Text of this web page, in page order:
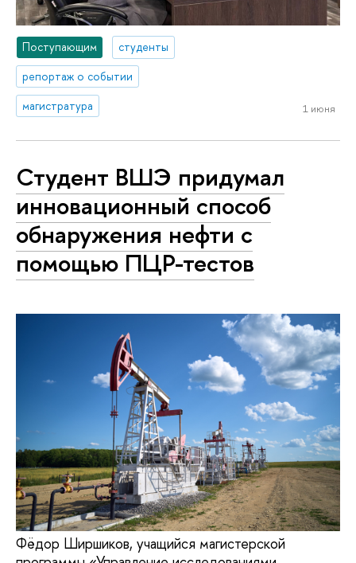
Поступающим
студенты
репортаж о событии
магистратура
1 июня
Студент ВШЭ придумал
инновационный способ
обнаружения нефти с
помощью ПЦР-тестов
Фёдор Ширшиков, учащийся магистерской